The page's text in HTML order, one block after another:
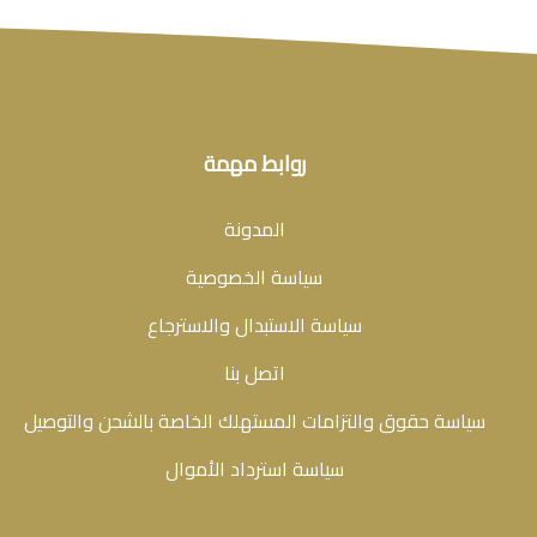
روابط مهمة
المدونة
سياسة الخصوصية
سياسة الاستبدال والاسترجاع
اتصل بنا
سياسة حقوق والتزامات المستهلك الخاصة بالشحن والتوصيل
سياسة استرداد الأموال